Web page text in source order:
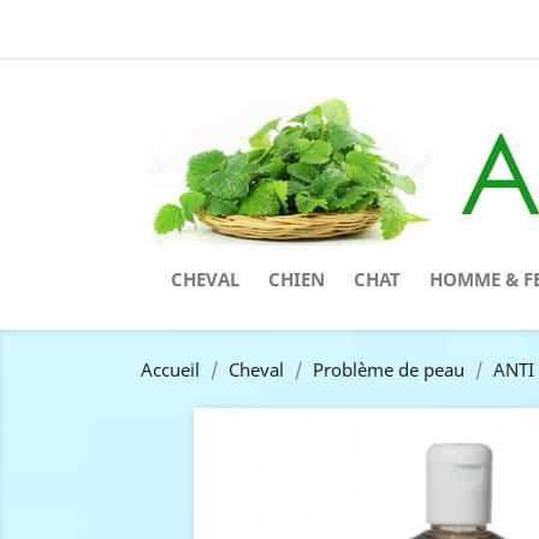
CHEVAL CHIEN CHAT HOMME &
Accueil Cheval Problème de peau ANTI